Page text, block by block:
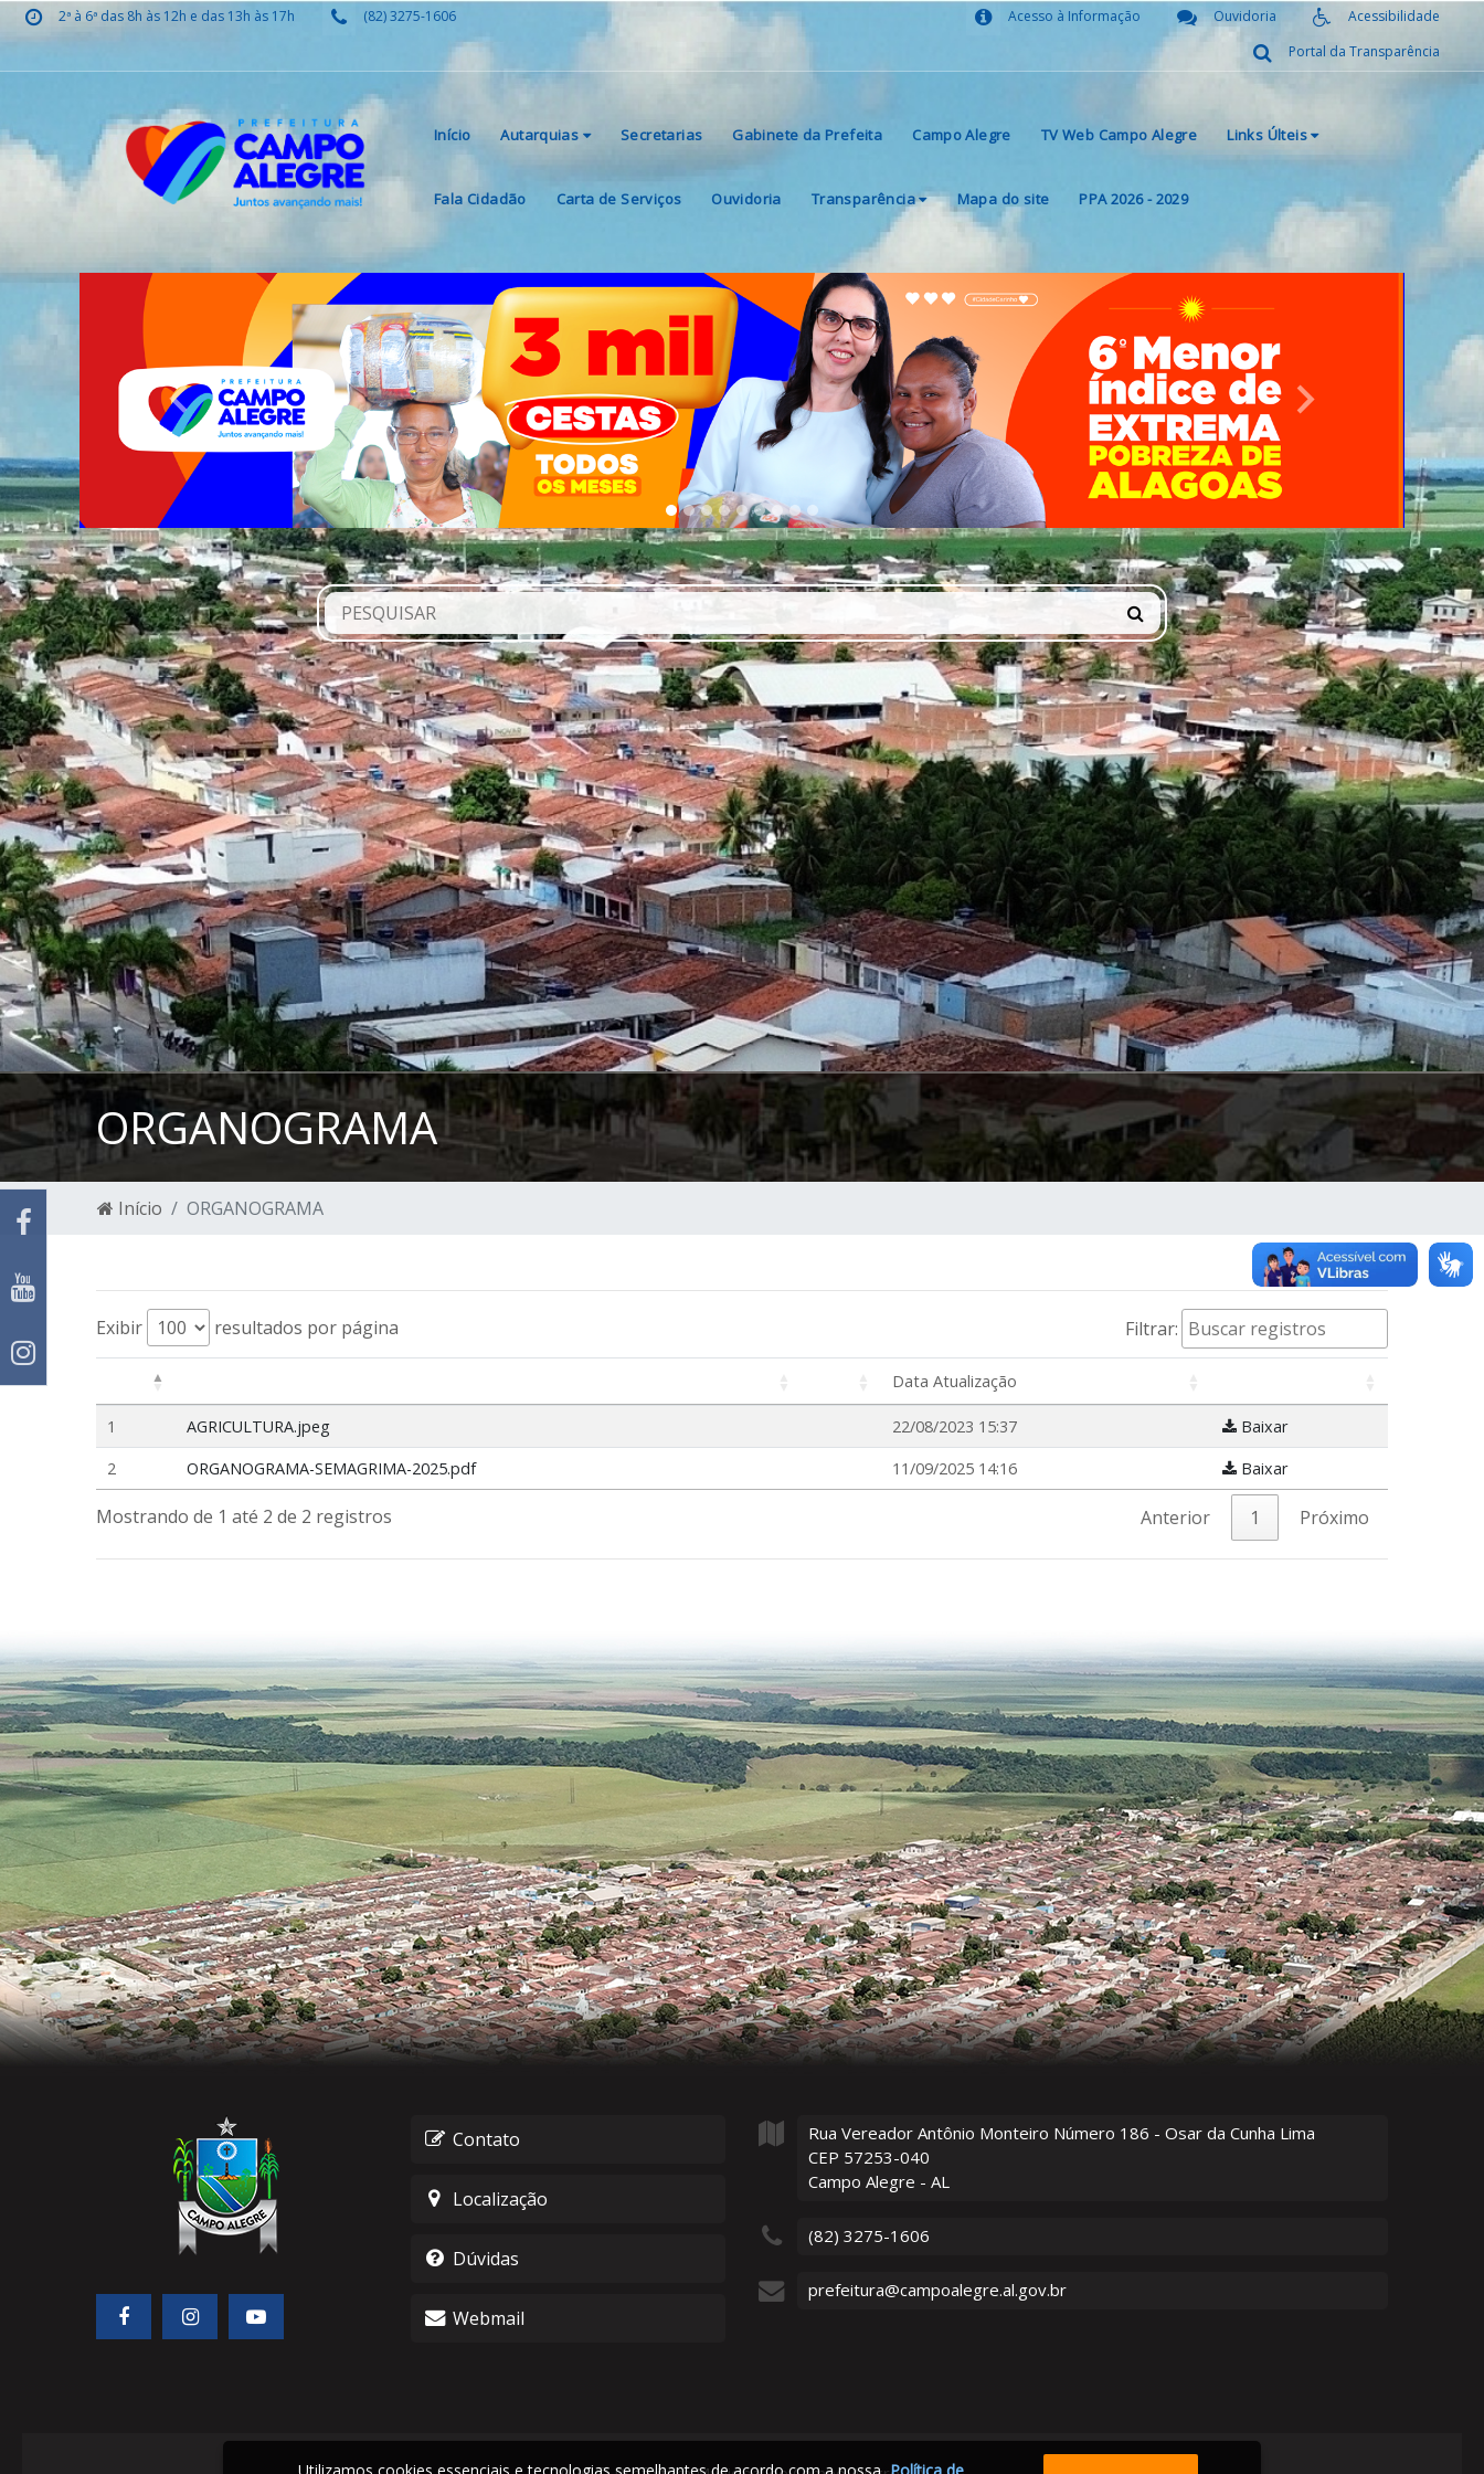
2ª à 6ª das 8h às 12h e das 13h às 17h (82) 3275-1606 Acessibilidade
Ouvidoria
Acesso à Informação
Portal da Transparência
Início Autarquias Secretarias Gabinete da Prefeita Campo Alegre TV Web Campo Alegre Links Últeis
Fala Cidadão Carta de Serviços Ouvidoria Transparência Mapa do site PPA 2026 - 2029
Previous Next
ORGANOGRAMA
Início ORGANOGRAMA
Exibir resultados por página Filtrar:
Data Atualização
1 AGRICULTURA.jpeg 22/08/2023 15:37
Baixar
2
ORGANOGRAMA-SEMAGRIMA-2025.pdf 11/09/2025 14:16 Baixar
Mostrando de 1 até 2 de 2 registros Anterior 1 Próximo
Contato
Localização
Dúvidas
Webmail
Rua Vereador Antônio Monteiro Número 186 - Osar da Cunha Lima
CEP 57253-040
Campo Alegre - AL
(82) 3275-1606
prefeitura@campoalegre.al.gov.br